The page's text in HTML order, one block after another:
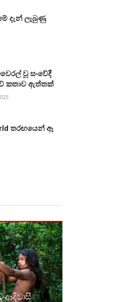
දැන් ලැබුණු
වූ සංවේදී
කතාව ඇත්තක්
තරඟයෙන් ඈ
ආදිවාසී